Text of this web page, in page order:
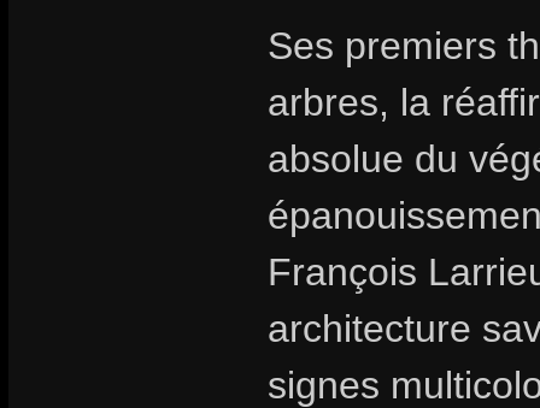
Ses premiers
arbres, la
absolue du
François
architecture
signes